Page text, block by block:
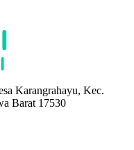
Karangrahayu, Kec.
Barat 17530